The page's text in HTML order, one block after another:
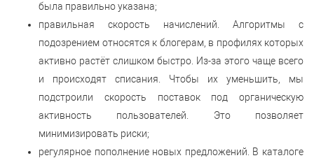
была правильно указана;
правильная скорость начислений. Алгоритмы с
подозрением относятся к блогерам, в профилях которых
активно растёт слишком быстро. Из-за этого чаще всего
и происходят списания. Чтобы их уменьшить, мы
подстроили скорость поставок под органическую
активность пользователей. Это позволяет
минимизировать риски;
регулярное пополнение новых предложений. В каталоге